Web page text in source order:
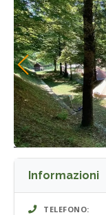
Informazioni
TELEFONO: